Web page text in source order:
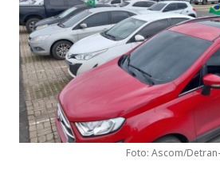
Foto: Ascom/Detran-